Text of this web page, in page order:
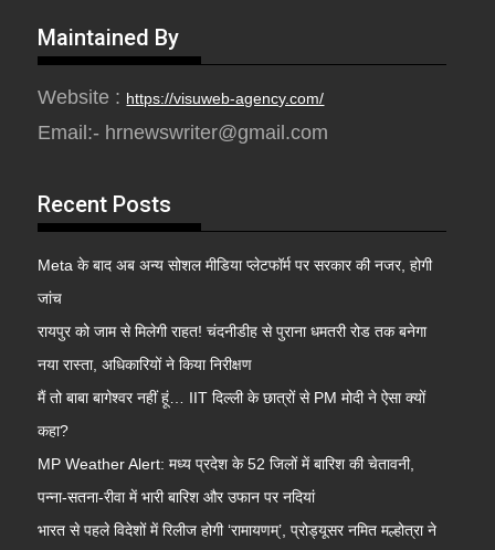
Maintained By
Website : https://visuweb-agency.com/
Email:- hrnewswriter@gmail.com
Recent Posts
Meta के बाद अब अन्य सोशल मीडिया प्लेटफॉर्म पर सरकार की नजर, होगी
जांच
रायपुर को जाम से मिलेगी राहत! चंदनीडीह से पुराना धमतरी रोड तक बनेगा
नया रास्ता, अधिकारियों ने किया निरीक्षण
मैं तो बाबा बागेश्वर नहीं हूं… IIT दिल्ली के छात्रों से PM मोदी ने ऐसा क्यों
कहा?
MP Weather Alert: मध्य प्रदेश के 52 जिलों में बारिश की चेतावनी,
पन्ना-सतना-रीवा में भारी बारिश और उफान पर नदियां
भारत से पहले विदेशों में रिलीज होगी ‘रामायणम्’, प्रोड्यूसर नमित मल्होत्रा ने